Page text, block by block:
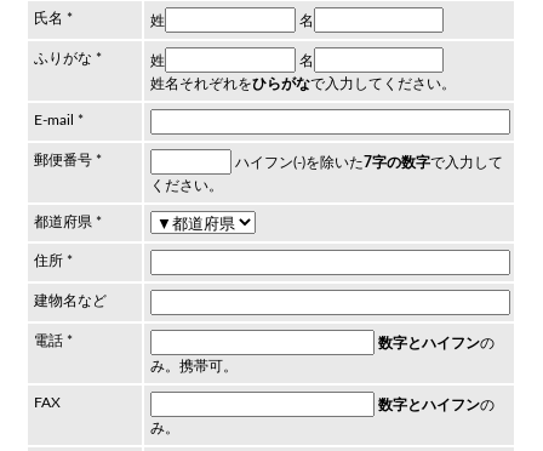
氏名 * 姓 名
ふりがな * 姓
名
姓名それぞれをひらがなで入力してください。
E-mail *
郵便番号 * ハイフン(-)を除いた7字の数字で入力して
ください。
都道府県 *
住所 *
建物名など
電話 * 数字とハイフンの
み。携帯可。
FAX 数字とハイフンの
み。